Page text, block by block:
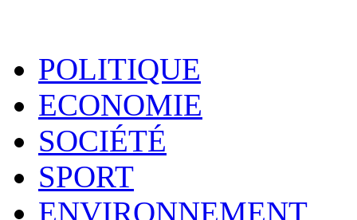
POLITIQUE
ECONOMIE
SOCIÉTÉ
SPORT
ENVIRONNEMENT